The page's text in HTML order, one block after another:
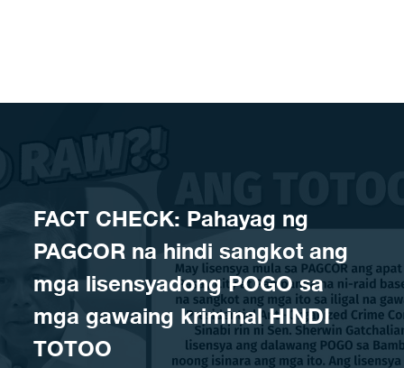
FACT CHECK: Pahayag ng
PAGCOR na hindi sangkot ang
mga lisensyadong POGO sa
mga gawaing kriminal HINDI
TOTOO